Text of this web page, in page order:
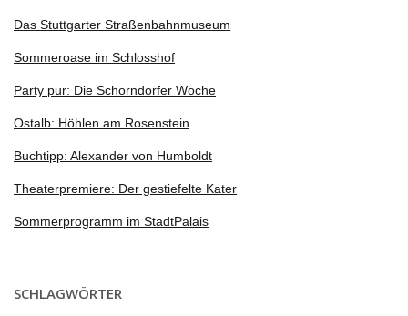
Das Stuttgarter Straßenbahnmuseum
Sommeroase im Schlosshof
Party pur: Die Schorndorfer Woche
Ostalb: Höhlen am Rosenstein
Buchtipp: Alexander von Humboldt
Theaterpremiere: Der gestiefelte Kater
Sommerprogramm im StadtPalais
SCHLAGWÖRTER